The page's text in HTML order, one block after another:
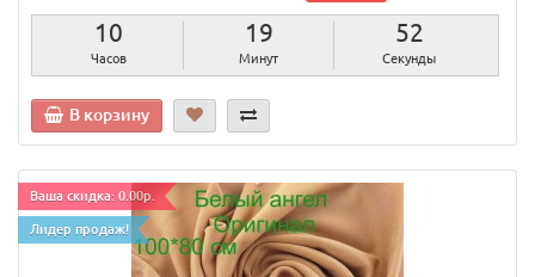
10
Часов
19
Минут
51
Секунда
В корзину
Ваша скидка: 0.00р.
Лидер продаж!